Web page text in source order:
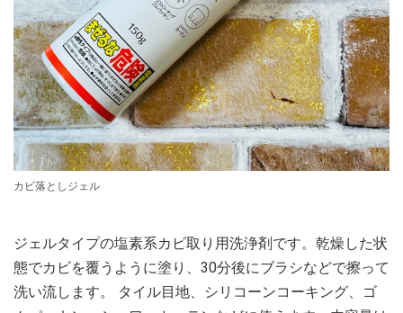
カビ落としジェル
ジェルタイプの塩素系カビ取り用洗浄剤です。乾燥した状
態でカビを覆うように塗り、30分後にブラシなどで擦って
洗い流します。 タイル目地、シリコーンコーキング、ゴ